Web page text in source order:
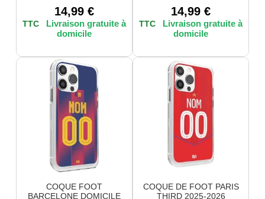
14,99 €
TTC
14,99 €
TTC
COQUE FOOT
BARCELONE DOMICILE
COQUE DE FOOT PARIS
THIRD 2025-2026